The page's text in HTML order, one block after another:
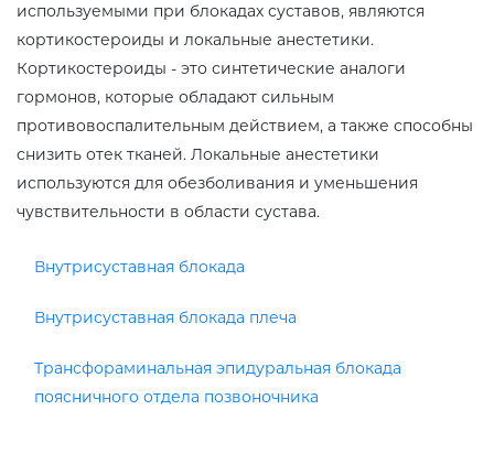
используемыми при блокадах суставов, являются
кортикостероиды и локальные анестетики.
Кортикостероиды - это синтетические аналоги
гормонов, которые обладают сильным
противовоспалительным действием, а также способны
снизить отек тканей. Локальные анестетики
используются для обезболивания и уменьшения
чувствительности в области сустава.
Внутрисуставная блокада
Внутрисуставная блокада плеча
Трансфораминальная эпидуральная блокада
поясничного отдела позвоночника